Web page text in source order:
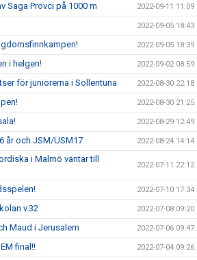
Saga Provci på 1000 m 2022-09-11 11:09
2022-09-05 18:43
2022-09-05 18:39
i helgen! 2022-09-02 08:59
för juniorerna i Sollentuna 2022-08-30 22:18
2022-08-30 21:25
2022-08-29 12:49
år och JSM/USM17 2022-08-24 14:14
i Malmö väntar till
2022-07-11 22:12
2022-07-10 17:34
v.32 2022-07-08 09:20
Maud i Jerusalem 2022-07-06 09:47
final!! 2022-07-04 09:26